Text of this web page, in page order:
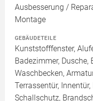
Ausbesserung /
Montage
GEBÄUDETEILE
Kunststofffenster,
Badezimmer,
Waschbecken,
Terrassentür,
Schallschutz,